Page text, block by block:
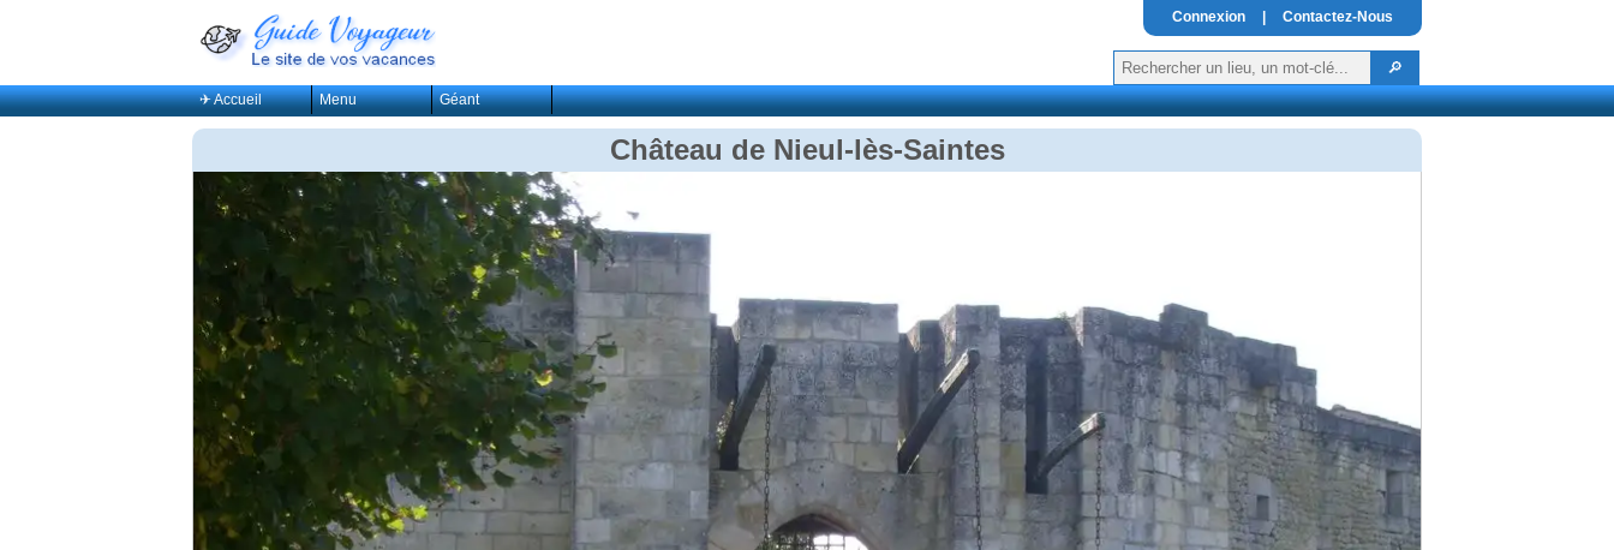
Connexion Contactez-Nous
✈ Accueil Menu Géant
Château de Nieul-lès-Saintes